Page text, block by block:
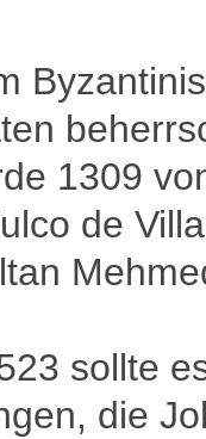
1309
de
sollte
die